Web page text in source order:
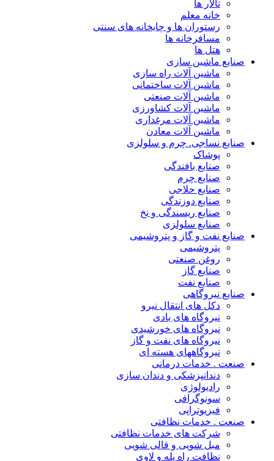
تالار ها
خانه معلم
رستوران ها و چایخانه های سنتی
مسافرخانه ها
هتل ها
صنایع ماشین سازی
ماشین آلات راه سازی
ماشین آلات ساختمانی
ماشین آلات صنعتی
ماشین آلات کشاورزی
ماشین آلات مرغداری
ماشین آلات معادن
صنایع نساجی. چرم و سلولزی
پوشاک
صنایع بافندگی
صنایع چرم
صنایع حلاجی
صنایع دوزندگی
صنایع ریسندگی و نخ
صنایع سلولزی
صنایع نفت و گاز و پتروشیمی
پتروشیمی
روغن صنعتی
صنایع گاز
صنایع نفت
صنایع نیروگاهی
دکل های انتقال نیرو
نیروگاه های بادی
نیروگاه های خورشیدی
نیروگاه های نفت و گاز
نیروگاههای هسته ای
صنعت . خدمات درمانی
دندانپزشکی و دندان سازی
رادیولوژی
سونوگرافی
فیزیوتراپی
صنعت . خدمات نظافتی
شرکت های خدمات نظافتی
مبل شویی و قالی شویی
نظافت راه پله و لاوی